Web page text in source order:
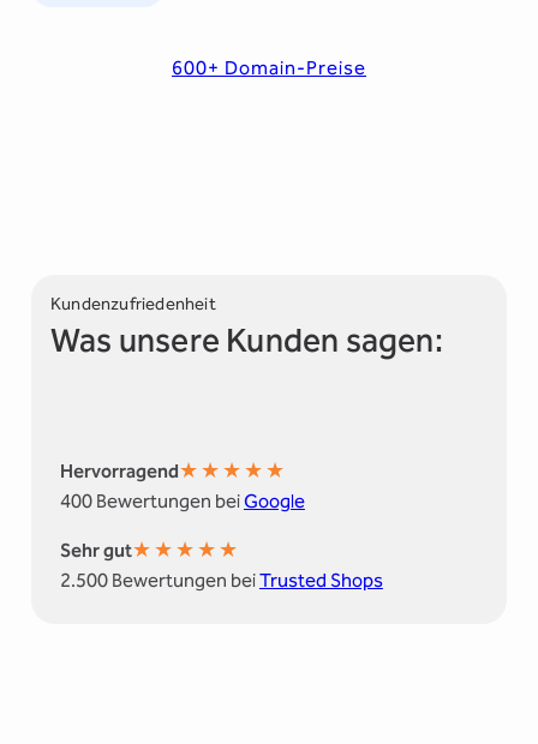
600+ Domain-Preise
Kundenzufriedenheit
Was unsere Kunden sagen:
Hervorragend★★★★★
400 Bewertungen beiGoogle
Sehr gut★★★★★
2.500 Bewertungen beiTrusted Shops